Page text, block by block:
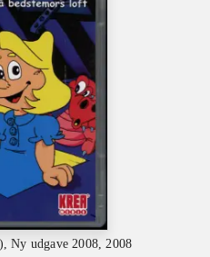
Ny udgave 2008, 2008